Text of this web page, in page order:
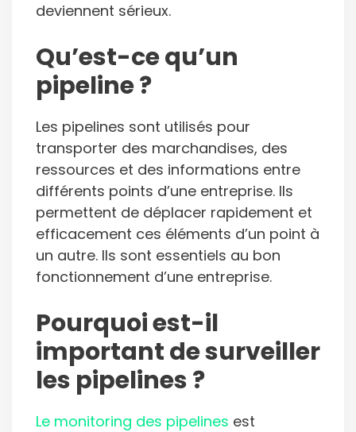
deviennent sérieux.
Qu’est-ce qu’un
pipeline ?
Les pipelines sont utilisés pour
transporter des marchandises, des
ressources et des informations entre
différents points d’une entreprise. Ils
permettent de déplacer rapidement et
efficacement ces éléments d’un point à
un autre. Ils sont essentiels au bon
fonctionnement d’une entreprise.
Pourquoi est-il
important de surveiller
les pipelines ?
Le monitoring des pipelines est